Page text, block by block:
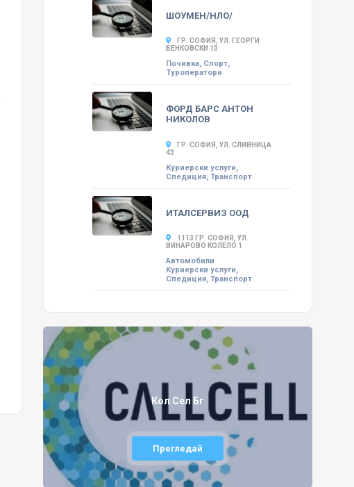
ШОУМЕН/НЛО/
ГР. СОФИЯ, УЛ. ГЕОРГИ
БЕНКОВСКИ 10
Почивка, Спорт,
Туроператори
ФОРД БАРС АНТОН
НИКОЛОВ
ГР. СОФИЯ, УЛ. СЛИВНИЦА
43
Куриерски услуги,
Спедиция, Транспорт
ИТАЛСЕРВИЗ ООД
1113 ГР. СОФИЯ, УЛ.
ВИНАРОВО КОЛЕЛО 1
Автомобили
Куриерски услуги,
Спедиция, Транспорт
Кол Сел Бг
Прегледай